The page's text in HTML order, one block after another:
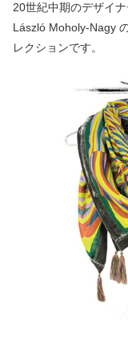
20世紀中期のデザイ
László Moholy-Nagy
レクションです。